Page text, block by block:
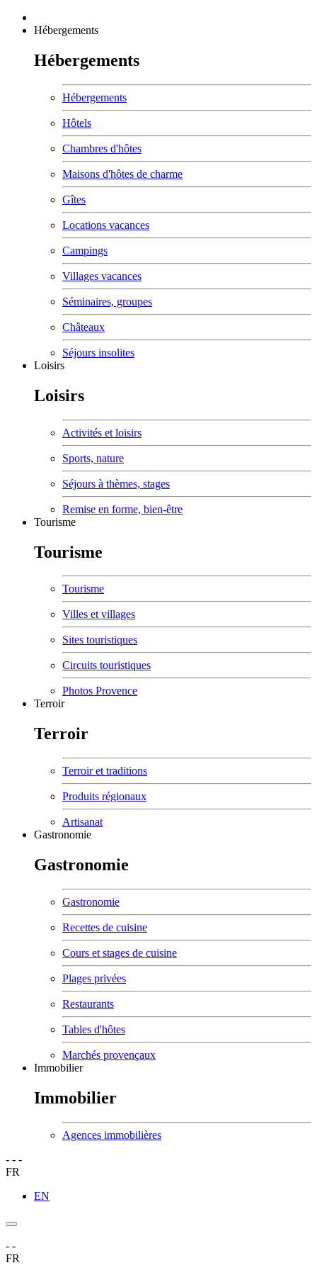
Hébergements
Hébergements
Hébergements
Hôtels
Chambres d'hôtes
Maisons d'hôtes de charme
Gîtes
Locations vacances
Campings
Villages vacances
Séminaires, groupes
Châteaux
Séjours insolites
Loisirs
Loisirs
Activités et loisirs
Sports, nature
Séjours à thèmes, stages
Remise en forme, bien-être
Tourisme
Tourisme
Tourisme
Villes et villages
Sites touristiques
Circuits touristiques
Photos Provence
Terroir
Terroir
Terroir et traditions
Produits régionaux
Artisanat
Gastronomie
Gastronomie
Gastronomie
Recettes de cuisine
Cours et stages de cuisine
Plages privées
Restaurants
Tables d'hôtes
Marchés provençaux
Immobilier
Immobilier
Agences immobilières
- - -
FR
EN
- -
FR